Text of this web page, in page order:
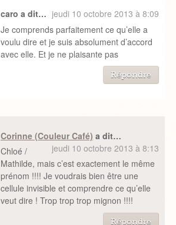
caro a dit… jeudi 10 octobre 2013 à 8:09
Je comprends parfaitement ce qu’elle a
voulu dire et je suis absolument d’accord
avec elle. Et je ne plaisante pas
Répondre
Corinne (Couleur Café) a dit…
jeudi 10 octobre 2013 à 8:13
Chloé /
Mathilde, mais c’est exactement le même
prénom !!!! Je voudrais bien être une
cellule invisible et comprendre ce qu’elle
veut dire ! Trop trop trop mignon !!!!
Répondre